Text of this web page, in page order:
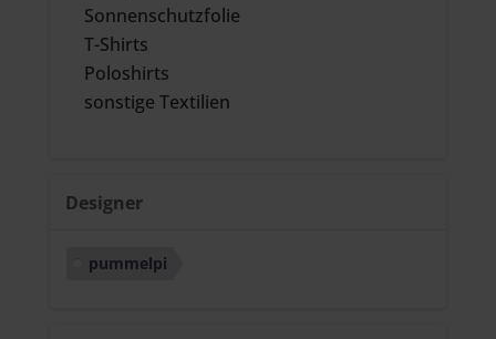
Sonnenschutzfolie
T-Shirts
Poloshirts
sonstige Textilien
Designer
pummelpi